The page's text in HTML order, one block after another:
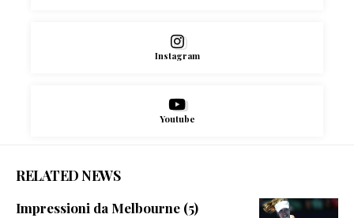
Instagram
Youtube
RELATED NEWS
Impressioni da Melbourne (5)